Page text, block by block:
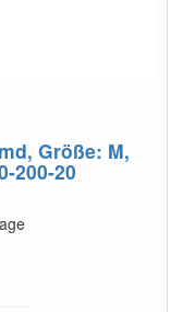
Größe: M,
200-20